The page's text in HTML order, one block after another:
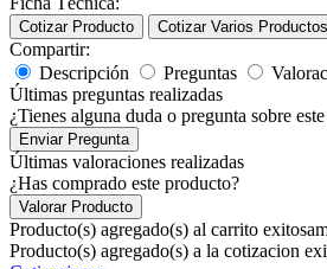
Cotizar Producto Cotizar Varios Productos
Compartir:
Descripción
Preguntas
Últimas preguntas realizadas
¿Tienes alguna duda o pregunta sobre
Enviar Pregunta
Últimas valoraciones realizadas
¿Has comprado este producto?
Valorar Producto
Producto(s) agregado(s) al carrito
Producto(s) agregado(s) a la cotizacion